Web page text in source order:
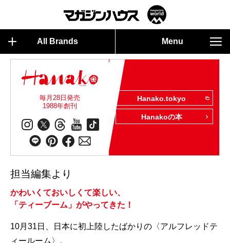
All Brands Menu
毎月28日発売
1988年創刊
Hanako.tokyo
Hanakoの本
担当編集より
かわいくておいしくて楽しい、
「ティーブーム」がやってきた！
10月31日、日本に初上陸したばかりの〈アルフレッドテ
ィールーム〉。